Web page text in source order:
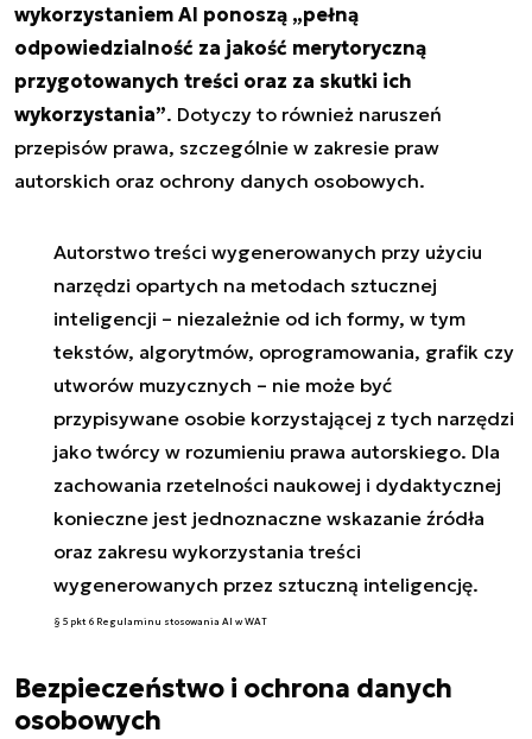
wykorzystaniem AI ponoszą „pełną
odpowiedzialność za jakość merytoryczną
przygotowanych treści oraz za skutki ich
wykorzystania”. Dotyczy to również naruszeń
przepisów prawa, szczególnie w zakresie praw
autorskich oraz ochrony danych osobowych.
Autorstwo treści wygenerowanych przy użyciu
narzędzi opartych na metodach sztucznej
inteligencji – niezależnie od ich formy, w tym
tekstów, algorytmów, oprogramowania, grafik czy
utworów muzycznych – nie może być
przypisywane osobie korzystającej z tych narzędzi
jako twórcy w rozumieniu prawa autorskiego. Dla
zachowania rzetelności naukowej i dydaktycznej
konieczne jest jednoznaczne wskazanie źródła
oraz zakresu wykorzystania treści
wygenerowanych przez sztuczną inteligencję.
§ 5 pkt 6 Regulaminu stosowania AI w WAT
Bezpieczeństwo i ochrona danych
osobowych